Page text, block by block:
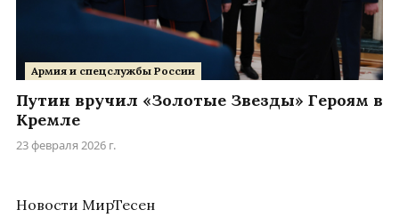
Армия и спецслужбы России
Путин вручил «Золотые Звезды» Героям в
Кремле
23 февраля 2026 г.
Новости МирТесен